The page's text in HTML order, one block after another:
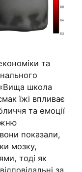
та
«Вища школа
їжі впливає
та емоції
показали,
мозку,
тоді як
за